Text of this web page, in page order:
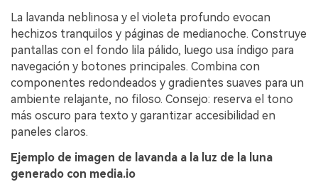
La lavanda neblinosa y el violeta profundo evocan
hechizos tranquilos y páginas de medianoche. Construye
pantallas con el fondo lila pálido, luego usa índigo para
navegación y botones principales. Combina con
componentes redondeados y gradientes suaves para un
ambiente relajante, no filoso. Consejo: reserva el tono
más oscuro para texto y garantizar accesibilidad en
paneles claros.
Ejemplo de imagen de lavanda a la luz de la luna
generado con media.io